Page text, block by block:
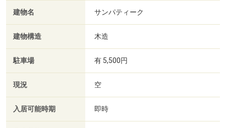
建物名 サンパティーク
建物構造 木造
駐車場 有 5,500円
現況 空
入居可能時期 即時